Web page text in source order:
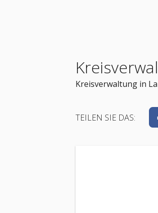
Kreisverwaltung in
TEILEN SIE DAS: